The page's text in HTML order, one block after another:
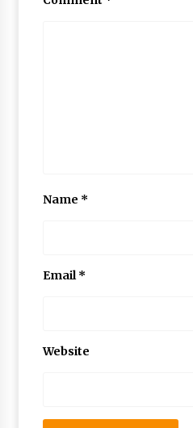
Name *
Email*
Website